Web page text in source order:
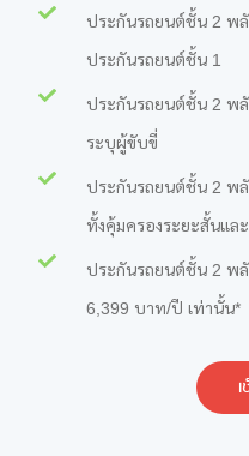
ประกันรถยนต์ชั้น 2 พลั
ประกันรถยนต์ชั้น 1
ประกันรถยนต์ชั้น 2 พลั
ระบุผู้ขับขี่
ประกันรถยนต์ชั้น 2 พลั
ทั้งคุ้มครองระยะสั้นแล
ประกันรถยนต์ชั้น 2 พลั
6,399 บาท/ปี เท่านั้น*